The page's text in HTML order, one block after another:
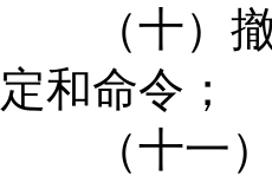
（十）撤
定和命令；
（十一）